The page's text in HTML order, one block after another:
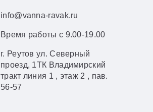
info@vanna-ravak.ru
Время работы с 9.00-19.00
г. Реутов ул. Северный
проезд, 1ТК Владимирский
тракт линия 1 , этаж 2 , пав.
56-57